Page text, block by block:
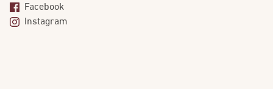
Facebook
Instagram